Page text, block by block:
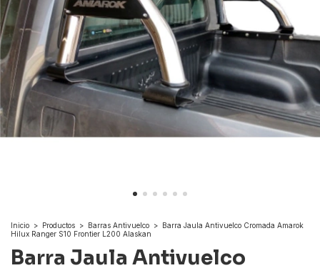
Inicio > Productos > Barras Antivuelco > Barra Jaula Antivuelco Cromada Amarok
Hilux Ranger S10 Frontier L200 Alaskan
Barra Jaula Antivuelco